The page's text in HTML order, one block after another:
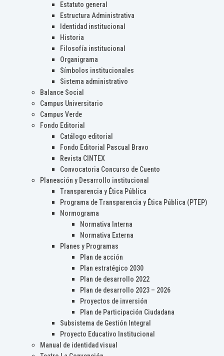
Estatuto general
Estructura Administrativa
Identidad institucional
Historia
Filosofía institucional
Organigrama
Símbolos institucionales
Sistema administrativo
Balance Social
Campus Universitario
Campus Verde
Fondo Editorial
Catálogo editorial
Fondo Editorial Pascual Bravo
Revista CINTEX
Convocatoria Concurso de Cuento
Planeación y Desarrollo institucional
Transparencia y Ética Pública
Programa de Transparencia y Ética Pública (PTEP)
Normograma
Normativa Interna
Normativa Externa
Planes y Programas
Plan de acción
Plan estratégico 2030
Plan de desarrollo 2022
Plan de desarrollo 2023 – 2026
Proyectos de inversión
Plan de Participación Ciudadana
Subsistema de Gestión Integral
Proyecto Educativo Institucional
Manual de identidad visual